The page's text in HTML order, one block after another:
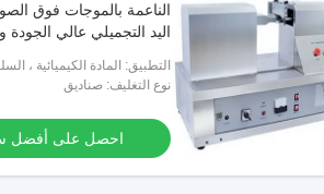
الناعمة بالموجات فوق
اليد التجميلي عالي
التطبيق: المادة الكيميائية ،
نوع التغليف: صناديق
احصل على أفضل